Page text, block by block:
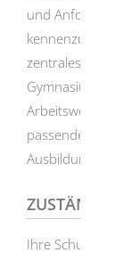
und
kennenzulernen.
zentrales Element
Gymnasium. Es
Arbeitswelt zu
passende
Ausbildungsberuf
ZUSTÄNDIGE
Ihre Schule